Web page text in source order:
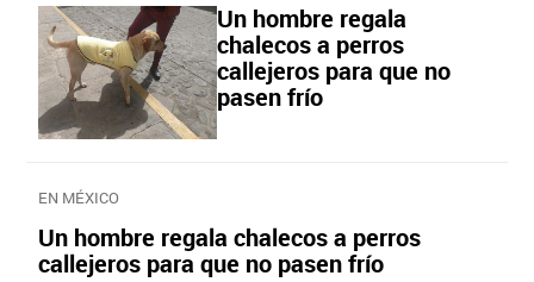
Un hombre regala
chalecos a perros
callejeros para que no
pasen frío
EN MÉXICO
Un hombre regala chalecos a perros
callejeros para que no pasen frío